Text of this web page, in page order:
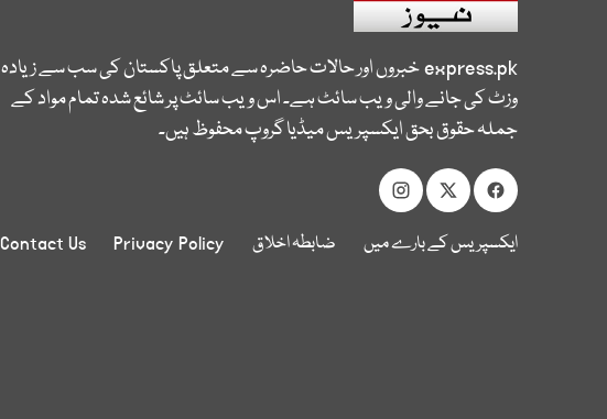
express.pkخبروں اور حالات حاضرہ سے متعلق پاکستان کی سب سے زیادہ
وزٹ کی جانے والی ویب سائٹ ہے۔ اس ویب سائٹ پر شائع شدہ تمام مواد کے
جملہ حقوق بحق ایکسپریس میڈیا گروپ محفوظ ہیں۔
ایکسپریس کے بارے میں ضابطہ اخلاق Privacy Policy
Contact Us